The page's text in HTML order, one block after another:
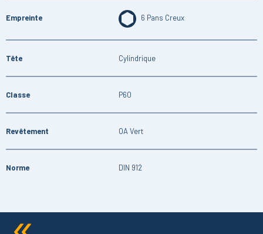
Empreinte 6 Pans Creux
Tête Cylindrique
Classe P60
Revêtement OA Vert
Norme DIN 912